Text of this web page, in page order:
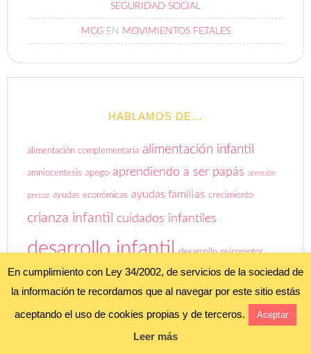
SEGURIDAD SOCIAL
MCGEN MOVIMIENTOS FETALES
HABLAMOS DE…
alimentación complementaria alimentación infantil
amniocentesis apego aprendiendo a ser papás atención
precoz ayudas económicas ayudas familias crecimiento
crianza infantil cuidados infantiles
desarrollo infantil desarrollo psicomotor
desarrollo sensorial Embarazo emociones
emociones del bebé enfermedades infantiles entradas
entrevista estimulación temprana
En cumplimiento con Ley 34/2002, de servicios de la sociedad de
la información te recordamos que al navegar por este sitio estás
aceptando el uso de cookies propias y de terceros.
Aceptar
Leer más